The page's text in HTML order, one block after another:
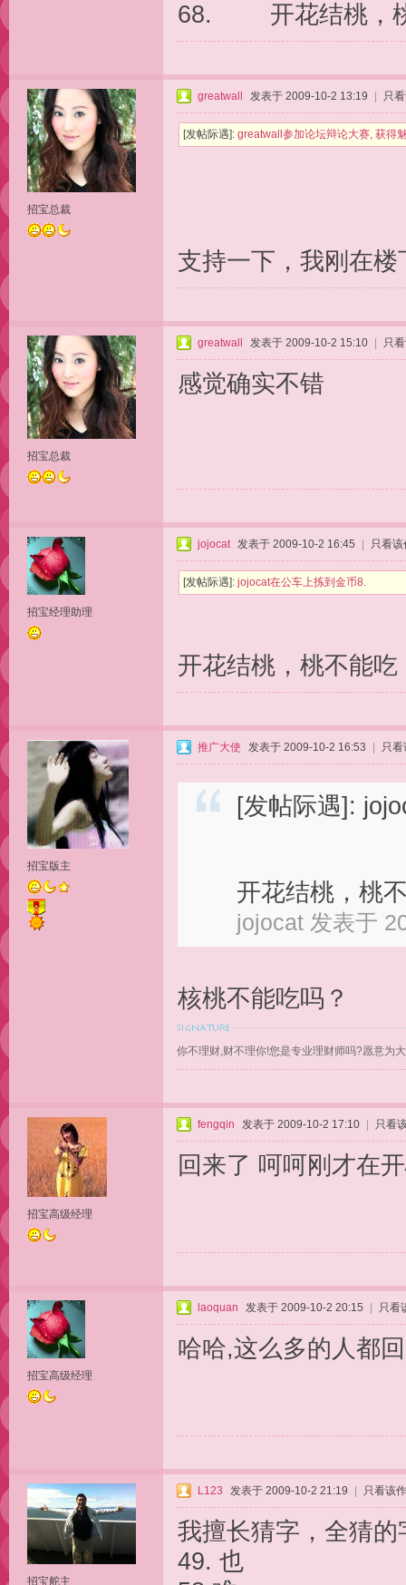
68. 开花结桃，桃
招宝总裁
greatwall 发表于 2009-10-2 13:19 只
[发帖际遇]: greatwall参加论坛辩论大赛, 获得
支持一下，我刚在
招宝总裁
greatwall 发表于 2009-10-2 15:10 只
感觉确实不错
招宝经理助理
jojocat 发表于 2009-10-2 16:45 只看该
[发帖际遇]: jojocat在公车上拣到金币8.
开花结桃，桃不能
招宝版主
推广大使 发表于 2009-10-2 16:53 只看
[发帖际遇]:
开花结桃，桃
jojocat 发表于
核桃不能吃吗？
你不理财,财不理你!您是专业理财师吗?愿意为
招宝高级经理
fengqin 发表于 2009-10-2 17:10 只看
回来了 呵呵刚才在
招宝高级经理
laoquan 发表于 2009-10-2 20:15 只看
哈哈,这么多的人都
招宝舵主
L123 发表于 2009-10-2 21:19 只看该
我擅长猜字，全猜的
49. 也